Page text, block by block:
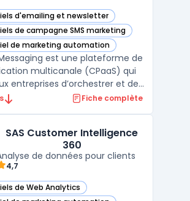
d'emailing et newsletter
Messaging dans cette catégorie
de campagne SMS marketing
Messaging dans cette catégorie
de marketing automation
Messaging dans cette catégorie
est une plateforme de
multicanale (CPaaS) qui
entreprises d’orchestrer et de
communications
messages via plusieurs canaux,
l’e ...
Fiche complète
SAS Customer Intelligence
360
de données pour clients
4,7
de Web Analytics
Customer Intelligence 360 dans cette catégorie